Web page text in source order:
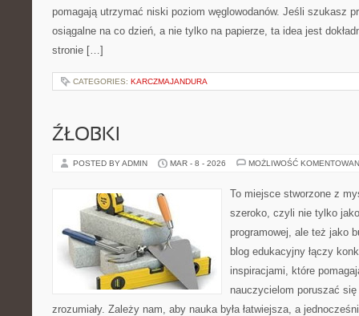
pomagają utrzymać niski poziom węglowodanów. Jeśli szukasz
osiągalne na co dzień, a nie tylko na papierze, ta idea jest
stronie […]
CATEGORIES: KARCZMAJANDURA
ŹŁOBKI
POSTED BY ADMIN MAR - 8 - 2026 MOŻLIWOŚĆ
To miejsce stworzone z
szeroko, czyli nie tylko
programowej, ale też jako
blog edukacyjny łączy
inspiracjami, które
nauczycielom poruszać
zrozumiały. Zależy nam, aby nauka była łatwiejsza, a